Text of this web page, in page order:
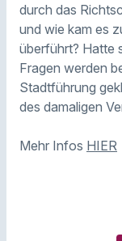
durch das
und wie kam es
überführt? Hatte
Fragen werden
Stadtführung
des damaligen
Mehr Infos HIER